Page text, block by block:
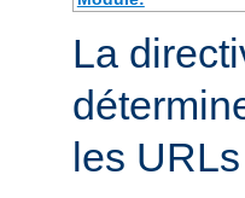
La
les